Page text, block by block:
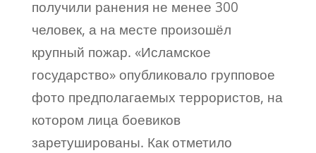
получили ранения не менее 300
человек, а на месте произошёл
крупный пожар. «Исламское
государство» опубликовало групповое
фото предполагаемых террористов, на
котором лица боевиков
заретушированы. Как отметило